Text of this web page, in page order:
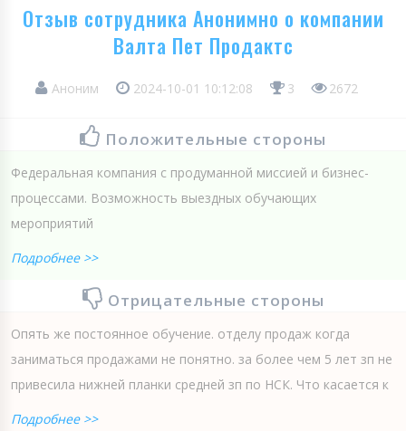
Отзыв сотрудника Анонимно о компании
Валта Пет Продактс
Аноним 2024-10-01 10:12:08 3 2672
Положительные стороны
Федеральная компания с продуманной миссией и бизнес-
процессами. Возможность выездных обучающих
мероприятий
Подробнее >>
Отрицательные стороны
Опять же постоянное обучение. отделу продаж когда
заниматься продажами не понятно. за более чем 5 лет зп не
привесила нижней планки средней зп по НСК. Что касается к
Подробнее >>